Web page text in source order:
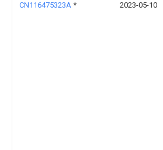
CN116475323A * 2023-05-10